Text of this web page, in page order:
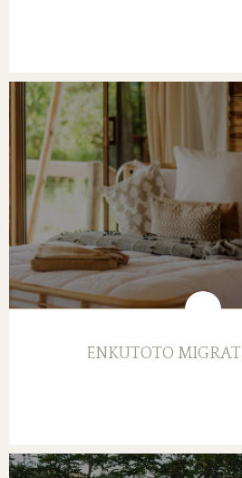
ENKUTOTO